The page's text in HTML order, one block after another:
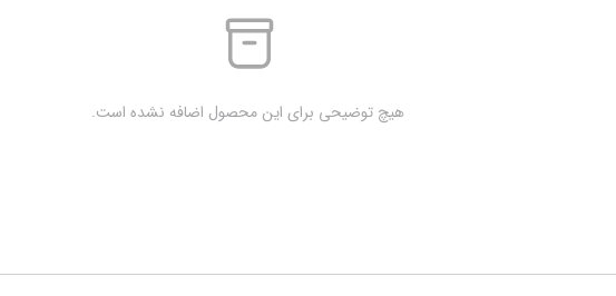
هیچ توضیحی برای این محصول اضافه نشده است.